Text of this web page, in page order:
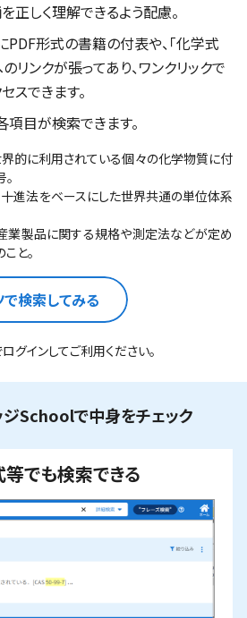
正しく理解できるよう配慮。
形式の書籍の付表や、「化学式
リンクが張ってあり、ワンクリックで
スできます。
項目が検索できます。
的に利用されている個々の化学物質に付
十進法をベースにした世界共通の単位体系
業製品に関する規格や測定法などが定め
と。
検索してみる
グインしてご利用ください。
ジSchoolで中身をチェック
でも検索できる